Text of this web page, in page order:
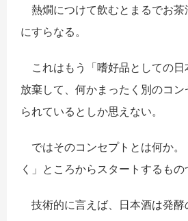
熱燗につけて飲むとまるでお茶
にすらなる。
これはもう「嗜好品としての日
放棄して、何かまったく別のコン
られているとしか思えない。
ではそのコンセプトとは何か。
く」ところからスタートするもの
技術的に言えば、日本酒は発酵